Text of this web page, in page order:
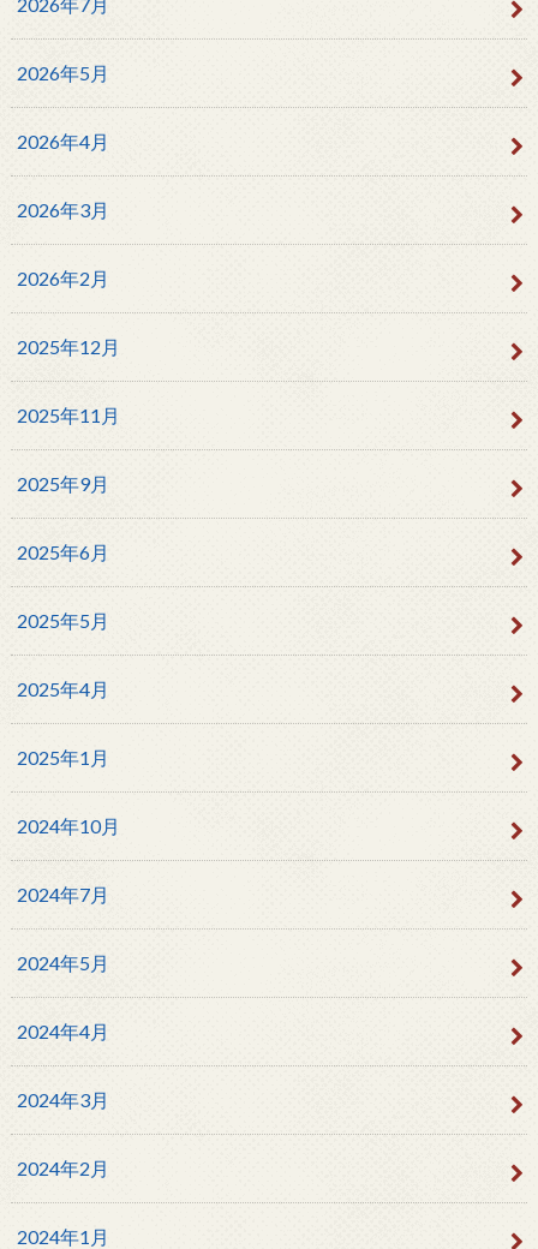
2026年5月
2026年4月
2026年3月
2026年2月
2025年12月
2025年11月
2025年9月
2025年6月
2025年5月
2025年4月
2025年1月
2024年10月
2024年7月
2024年5月
2024年4月
2024年3月
2024年2月
2024年1月